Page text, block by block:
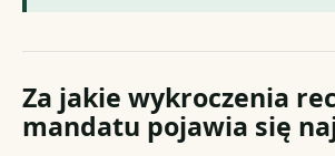
Za jakie wykroczenia
mandatu pojawia się